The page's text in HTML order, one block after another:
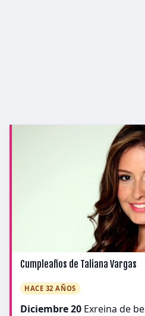
Cumpleaños de Taliana Vargas
HACE 32 AÑOS
Diciembre 20 Exreina de